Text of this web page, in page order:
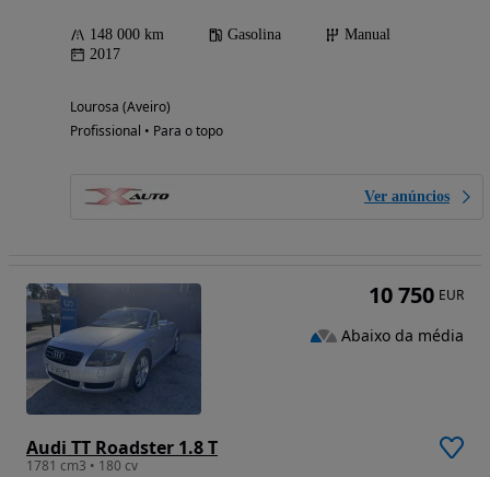
148 000 km Gasolina
Manual
2017
Lourosa (Aveiro)
Profissional • Para o topo
Ver anúncios
Audi TT Roadster 1.8 T
1781 cm3 • 180 cv
10 750 EUR
Abaixo da média